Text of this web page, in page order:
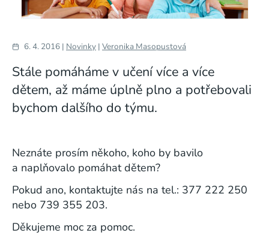
6. 4. 2016 | Novinky | Veronika Masopustová
Stále pomáháme v učení více a více
dětem, až máme úplně plno a potřebovali
bychom dalšího do týmu.
Neznáte prosím někoho, koho by bavilo
a naplňovalo pomáhat dětem?
Pokud ano, kontaktujte nás na tel.: 377 222 250
nebo 739 355 203.
Děkujeme moc za pomoc.